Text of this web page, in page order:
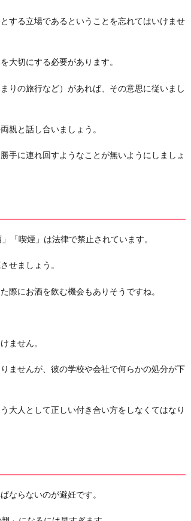
する立場であるということを忘れてはいけませ
大切にする必要があります。
りの旅行など）があれば、その意思に従いまし
親と話し合いましょう。
手に連れ回すようなことが無いようにしましょ
「喫煙」は法律で禁止されています。
せましょう。
際にお酒を飲む機会もありそうですね。
ません。
ませんが、彼の学校や会社で何らかの処分が下
大人として正しい付き合い方をしなくてはなり
ならないのが避妊です。